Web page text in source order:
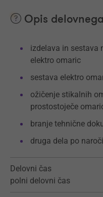
Opis
izdelava in sestava
elektro omaric
sestava elektro
ožičenje stikalnih
prostostoječe
branje tehnične
druga dela po
Delovni čas
polni delovni čas